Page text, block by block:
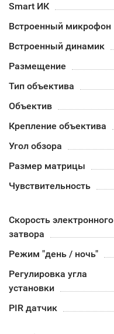
Smart ИК
Встроенный микрофон
Встроенный динамик
Размещение
Тип объектива
Объектив
Крепление объектива
Угол обзора
Размер матрицы
Чувствительность
Скорость электронного
затвора
Режим "день / ночь"
Регулировка угла
установки
PIR датчик